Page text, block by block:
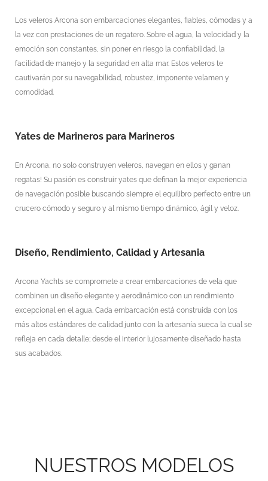
Los veleros Arcona son embarcaciones elegantes, fiables, cómodas y a
la vez con prestaciones de un regatero. Sobre el agua, la velocidad y la
emoción son constantes, sin poner en riesgo la confiabilidad, la
facilidad de manejo y la seguridad en alta mar. Estos veleros te
cautivarán por su navegabilidad, robustez, imponente velamen y
comodidad.
Yates de Marineros para Marineros
En Arcona, no solo construyen veleros, navegan en ellos y ganan
regatas! Su pasión es construir yates que definan la mejor experiencia
de navegación posible buscando siempre el equilibro perfecto entre un
crucero cómodo y seguro y al mismo tiempo dinámico, ágil y veloz.
Diseño, Rendimiento, Calidad y Artesania
Arcona Yachts se compromete a crear embarcaciones de vela que
combinen un diseño elegante y aerodinámico con un rendimiento
excepcional en el agua. Cada embarcación está construida con los
más altos estándares de calidad junto con la artesanía sueca la cual se
refleja en cada detalle; desde el interior lujosamente diseñado hasta
sus acabados.
NUESTROS MODELOS